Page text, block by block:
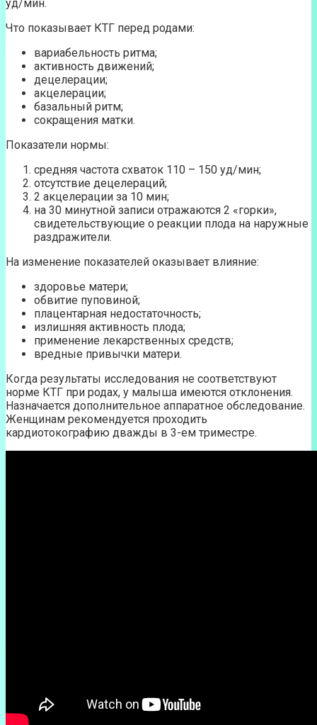
уд/мин.
Что показывает КТГ перед родами:
вариабельность ритма;
активность движений;
децелерации;
акцелерации;
базальный ритм;
сокращения матки.
Показатели нормы:
средняя частота схваток 110 – 150 уд/мин;
отсутствие децелераций;
2 акцелерации за 10 мин;
на 30 минутной записи отражаются 2 «горки»,
свидетельствующие о реакции плода на наружные
раздражители.
На изменение показателей оказывает влияние:
здоровье матери;
обвитие пуповиной;
плацентарная недостаточность;
излишняя активность плода;
применение лекарственных средств;
вредные привычки матери.
Когда результаты исследования не соответствуют
норме КТГ при родах, у малыша имеются отклонения.
Назначается дополнительное аппаратное обследование.
Женщинам рекомендуется проходить
кардиотокографию дважды в 3-ем триместре.